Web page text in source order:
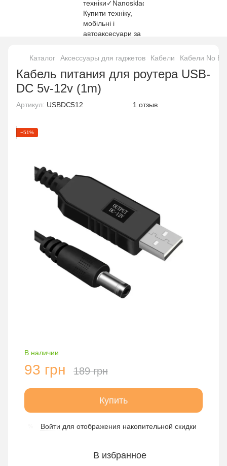
Каталог Аксессуары для гаджетов Кабели Кабели No
Кабель питания для роутера USB-
DC 5v-12v (1m)
Артикул: USBDC512 1 отзыв
−51%
В наличии
93 грн 189 грн
Купить
Войти для отображения накопительной скидки
В избранное